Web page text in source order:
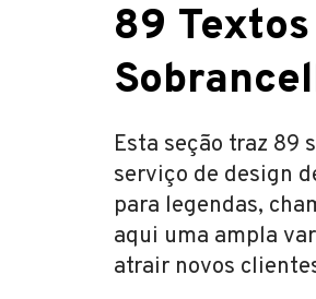
89
Esta seção traz 89
serviço de design
para legendas,
aqui uma ampla
atrair novos